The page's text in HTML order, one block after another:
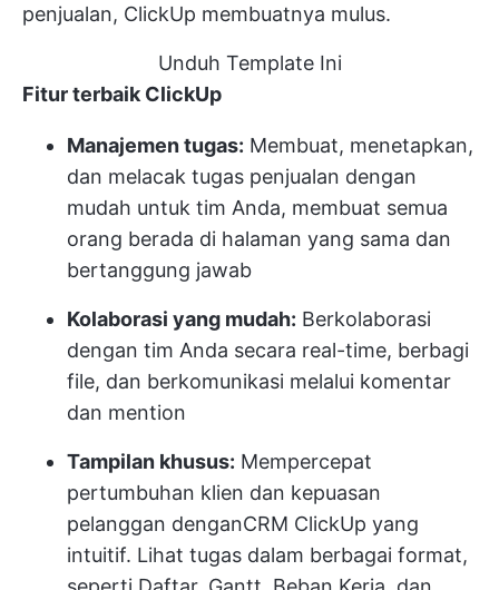
penjualan, ClickUp membuatnya mulus.
Unduh Template Ini
Fitur terbaik ClickUp
Manajemen tugas: Membuat, menetapkan,
dan melacak tugas penjualan dengan
mudah untuk tim Anda, membuat semua
orang berada di halaman yang sama dan
bertanggung jawab
Kolaborasi yang mudah: Berkolaborasi
dengan tim Anda secara real-time, berbagi
file, dan berkomunikasi melalui komentar
dan mention
Tampilan khusus: Mempercepat
pertumbuhan klien dan kepuasan
pelanggan denganCRM ClickUp yang
intuitif. Lihat tugas dalam berbagai format,